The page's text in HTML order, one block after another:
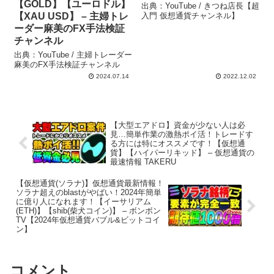
【GOLD】【ユーロドル】
【XAU USD】 – 主婦トレ
ーダー麻美のFX手法検証
チャンネル
出典：YouTube / 主婦トレーダー
麻美のFX手法検証チャンネル
2024.07.14
出典：YouTube / きつね店長【超
入門 仮想通貨チャンネル】
2022.12.02
【大型エアドロ】資金が少ない人は必
見…簡単作業の激熱ポイ活！トレードす
る方には特にオススメです！【仮想通
貨】【ハイパーリキッド】 – 仮想通貨の
最速情報 TAKERU
【仮想通貨(ソラナ)】仮想通貨最新情報！
ソラナ超えのblastがやばい！2024年簡単
に億り人になれます！【イーサリアム
(ETH)】【shib(柴犬コイン)】 – ボンボン
TV【2024年仮想通貨バブル&ビットコイ
ン】
コメント